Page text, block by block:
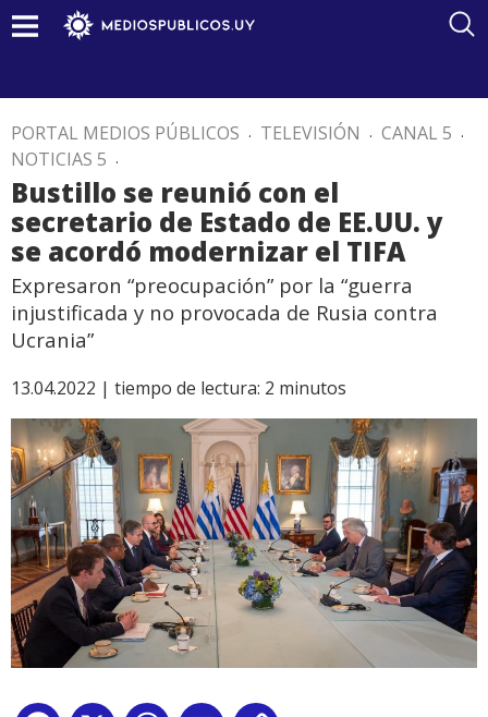
PORTAL MEDIOS PÚBLICOS . TELEVISIÓN . CANAL 5 .
NOTICIAS 5 .
Bustillo se reunió con el
secretario de Estado de EE.UU. y
se acordó modernizar el TIFA
Expresaron “preocupación” por la “guerra
injustificada y no provocada de Rusia contra
Ucrania”
13.04.2022 | tiempo de lectura: 2 minutos